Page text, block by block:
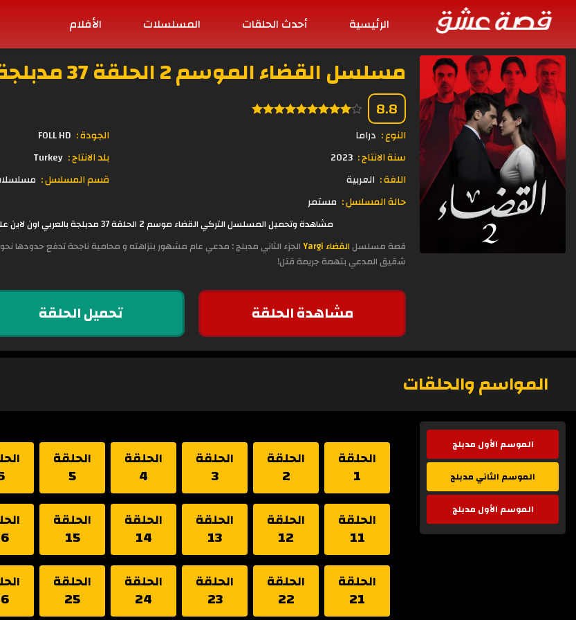
الرئيسية أحدث الحلقات المسلسلات الأفلام
مسلسل القضاء الموسم 2 الحلقة 37 مدبلجة HD
8.8
النوع : دراما الجودة : FOLL HD
سنة الانتاج : 2023 بلد الانتاج : Turkey
اللغة : العربية قسم المسلسل :
حالة المسلسل : مستمر
مشاهدة وتحميل المسلسل التركي القضاء موسم 2 الحلقة 37 مدبلجة بالعربي اون لاين علي اكثر من سيرفر جودة عالية HD مباشرة على وقع
قصة مسلسل القضاء Yargi
الجزء الثاني مدبلج : مدعي عام مشهور بنزاهته و محامية ناجحة تدفع حدودها
شقيق المدعي بتهمة جريمة قتل!
مشاهدة الحلقة تحميل الحلقة
المواسم والحلقات
الموسم الأول مدبلج
الموسم الثاني مدبلج
الموسم الأول مدبلج
الحلقة
1
الحلقة
2
الحلقة
3
الحلقة
4
الحلقة
5
الحلقة
11
الحلقة
12
الحلقة
13
الحلقة
14
الحلقة
15
الحلقة
21
الحلقة
22
الحلقة
23
الحلقة
24
الحلقة
25